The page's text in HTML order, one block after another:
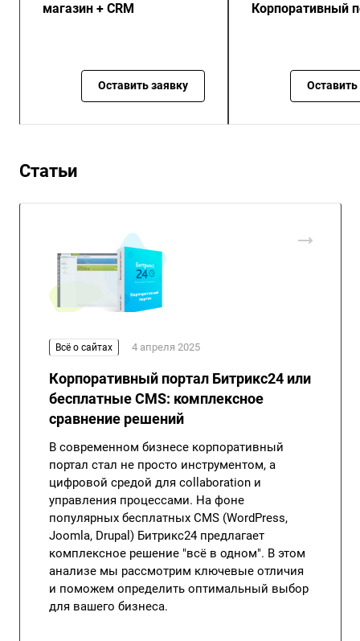
магазин + CRM
Оставить заявку
Корпоративный
Оставить
Статьи
Всё о сайтах 4 апреля 2025
Корпоративный портал Битрикс24 или
бесплатные CMS: комплексное
сравнение решений
В современном бизнесе корпоративный
портал стал не просто инструментом, а
цифровой средой для collaboration и
управления процессами. На фоне
популярных бесплатных CMS (WordPress,
Joomla, Drupal) Битрикс24 предлагает
комплексное решение "всё в одном". В этом
анализе мы рассмотрим ключевые отличия
и поможем определить оптимальный выбор
для вашего бизнеса.